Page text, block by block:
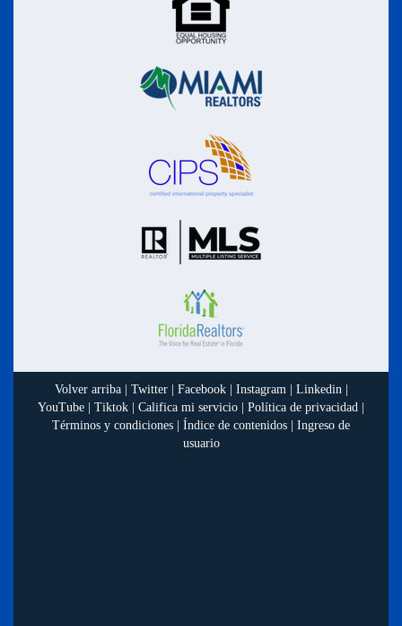
Volver arriba| Twitter| Facebook| Instagram| Linkedin|
YouTube
Tiktok Califica mi servicio Política de privacidad
Términos y condiciones
Índice de contenidos
Ingreso de
usuario